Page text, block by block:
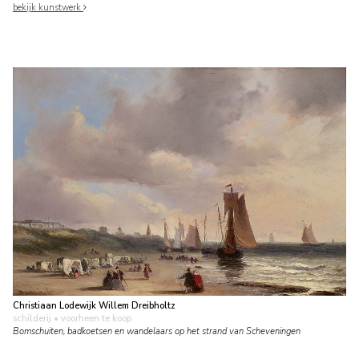
bekijk kunstwerk
Christiaan Lodewijk Willem Dreibholtz
schilderij • voorheen te koop
Bomschuiten, badkoetsen en wandelaars op het strand van Scheveningen